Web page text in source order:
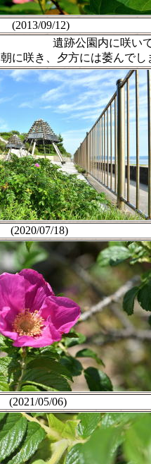
(2013/09/12)
遺跡公園内に咲い
朝に咲き、夕方には萎んで
(2020/07/18)
(2021/05/06)